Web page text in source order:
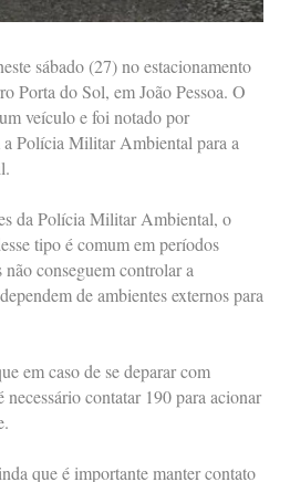
sábado (27) no estacionamento
Porta do Sol, em João Pessoa. O
veículo e foi notado por
a Polícia Militar Ambiental para a
da Polícia Militar Ambiental, o
tipo é comum em períodos
conseguem controlar a
de ambientes externos para
em caso de se deparar com
contatar 190 para acionar
que é importante manter contato